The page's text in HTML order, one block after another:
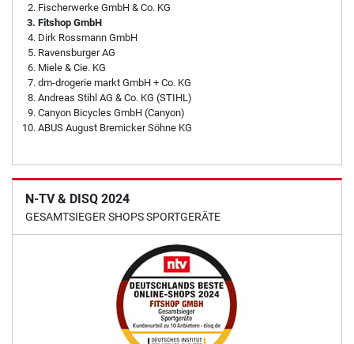
Fischerwerke GmbH & Co. KG
Fitshop GmbH
Dirk Rossmann GmbH
Ravensburger AG
Miele & Cie. KG
dm-drogerie markt GmbH + Co. KG
Andreas Stihl AG & Co. KG (STIHL)
Canyon Bicycles GmbH (Canyon)
ABUS August Bremicker Söhne KG
N-TV & DISQ 2024
GESAMTSIEGER SHOPS SPORTGERÄTE